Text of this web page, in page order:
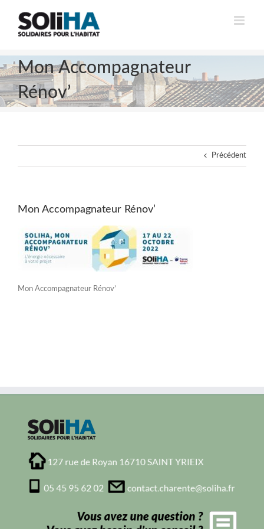
contenu
Mon Accompagnateur
Rénov’
Précédent
Mon Accompagnateur Rénov’
Mon Accompagnateur Rénov’